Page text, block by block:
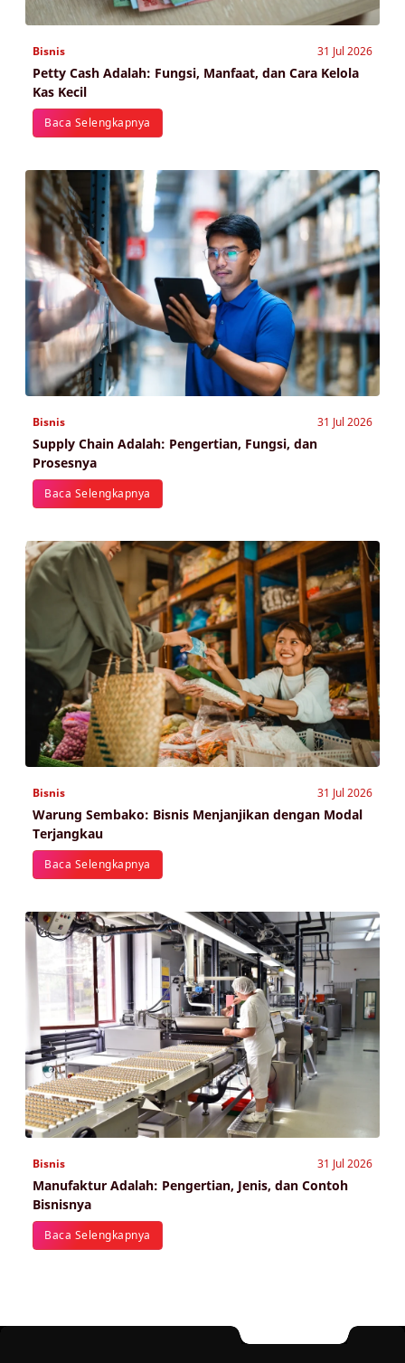
Bisnis 31 Jul 2026
Petty Cash Adalah: Fungsi, Manfaat, dan Cara Kelola
Kas Kecil
Baca Selengkapnya
Bisnis 31 Jul 2026
Supply Chain Adalah: Pengertian, Fungsi, dan
Prosesnya
Baca Selengkapnya
Bisnis 31 Jul 2026
Warung Sembako: Bisnis Menjanjikan dengan Modal
Terjangkau
Baca Selengkapnya
Bisnis 31 Jul 2026
Manufaktur Adalah: Pengertian, Jenis, dan Contoh
Bisnisnya
Baca Selengkapnya